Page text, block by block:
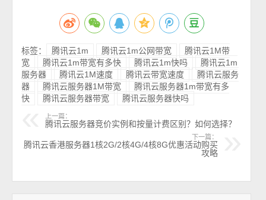
标签： 腾讯云1m 腾讯云1m公网带宽
腾讯云1M带
宽
腾讯云1m带宽有多快 腾讯云1m快吗
腾讯云1m
服务器
腾讯云1M速度 腾讯云带宽速度
腾讯云服务
器
腾讯云服务器1M带宽
腾讯云服务器1m带宽有多
快
腾讯云服务器带宽 腾讯云服务器快吗
上一篇：
腾讯云服务器竞价实例和按量计费区别？如何选择？
下一篇：
腾讯云香港服务器1核2G/2核4G/4核8G优惠活动购买
攻略